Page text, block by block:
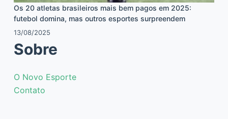
Os 20 atletas brasileiros mais bem pagos em 2025:
futebol domina, mas outros esportes surpreendem
13/08/2025
Sobre
O Novo Esporte
Contato